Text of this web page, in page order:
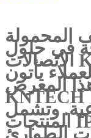
المحمولة
في حلول
الاتصالات KNTECH في حالات
يأتون
المعرض
KNTECH هو مزود الحلول الأكثر
وتشمل
المنتجات IP PABX POE التبديل
الطوارئ